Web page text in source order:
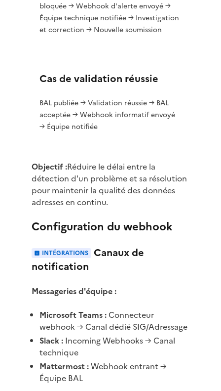
bloquée → Webhook d'alerte envoyé →
Équipe technique notifiée → Investigation
et correction → Nouvelle soumission
Cas de validation réussie
BAL publiée → Validation réussie → BAL
acceptée → Webhook informatif envoyé
→ Équipe notifiée
Objectif :Réduire le délai entre la
détection d'un problème et sa résolution
pour maintenir la qualité des données
adresses en continu.
Configuration du webhook
INTÉGRATIONS
Canaux de
notification
Messageries d'équipe :
Microsoft Teams : Connecteur
webhook → Canal dédié SIG/Adressage
Slack : Incoming Webhooks → Canal
technique
Mattermost :Webhook entrant →
Équipe BAL